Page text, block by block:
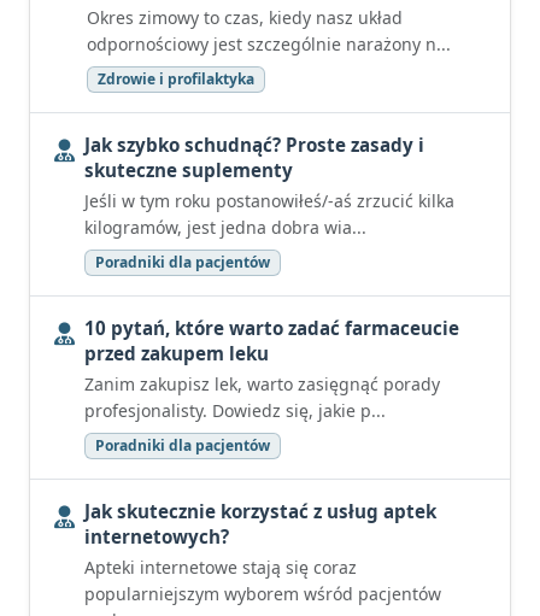
Okres zimowy to czas, kiedy nasz układ
odpornościowy jest szczególnie narażony n...
Zdrowie i profilaktyka
Jak szybko schudnąć? Proste zasady i
skuteczne suplementy
Jeśli w tym roku postanowiłeś/-aś zrzucić kilka
kilogramów, jest jedna dobra wia...
Poradniki dla pacjentów
10 pytań, które warto zadać farmaceucie
przed zakupem leku
Zanim zakupisz lek, warto zasięgnąć porady
profesjonalisty. Dowiedz się, jakie p...
Poradniki dla pacjentów
Jak skutecznie korzystać z usług aptek
internetowych?
Apteki internetowe stają się coraz
popularniejszym wyborem wśród pacjentów